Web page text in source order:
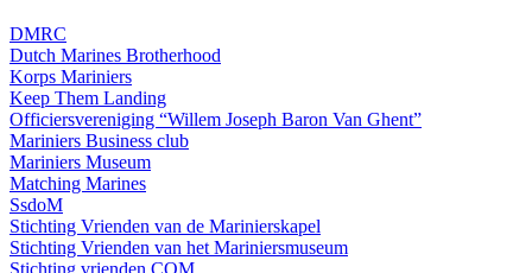
DMRC
Dutch Marines Brotherhood
Korps Mariniers
Keep Them Landing
Officiersvereniging “Willem Joseph Baron Van Ghent”
Mariniers Business club
Mariniers Museum
Matching Marines
SsdoM
Stichting Vrienden van de Marinierskapel
Stichting Vrienden van het Mariniersmuseum